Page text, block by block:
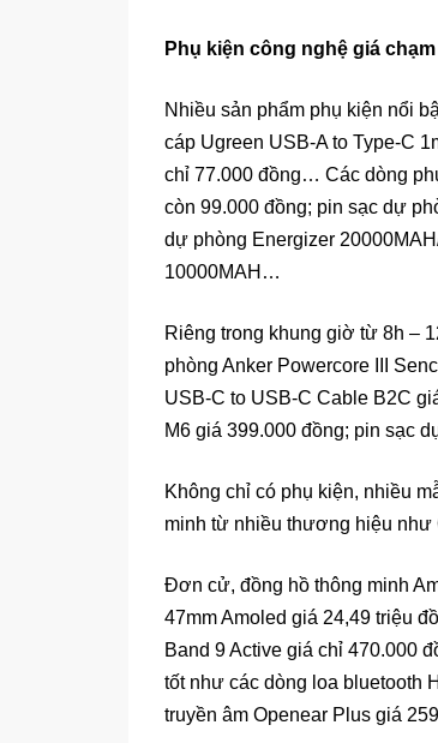
Phụ kiện công nghệ giá
Nhiều sản phẩm phụ kiện nổi
cáp Ugreen USB-A to Type-C
chỉ 77.000 đồng… Các dòng
còn 99.000 đồng; pin sạc dự
dự phòng Energizer
10000MAH…
Riêng trong khung giờ từ 8h –
phòng Anker Powercore III
USB-C to USB-C Cable B2C
M6 giá 399.000 đồng; pin sạc
Không chỉ có phụ kiện, nhiều
minh từ nhiều thương hiệu
Đơn cử, đồng hồ thông minh
47mm Amoled giá 24,49 triệu
Band 9 Active giá chỉ 470.000
tốt như các dòng loa bluetooth
truyền âm Openear Plus giá